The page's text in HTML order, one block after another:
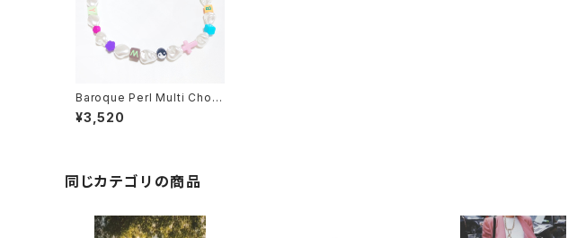
Baroque Perl Multi Chok
er No,2
¥3,520
同じカテゴリの商品